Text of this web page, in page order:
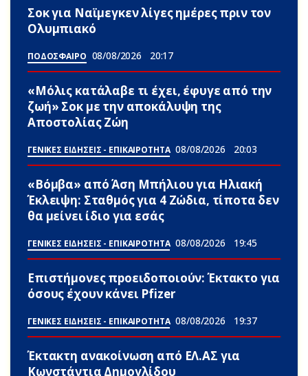
Σoκ για Ναϊμεγκεν λίγες ημέρες πριν τον
Ολυμπιακό
ΠΟΔΟΣΦΑΙΡΟ 08/08/2026 20:17
«Μόλις κατάλαβε τι έχει, έφυγε από την
ζωή» Σoκ με την αποκάλυψη της
Αποστολίας Ζώη
ΓΕΝΙΚΕΣ ΕΙΔΗΣΕΙΣ - ΕΠΙΚΑΙΡΟΤΗΤΑ 08/08/2026 20:03
«Βόμβα» από Άση Μπήλιου για Ηλιακή
Έκλειψη: Σταθμός για 4 Zώδια, τίποτα δεν
θα μείνει ίδιο για εσάς
ΓΕΝΙΚΕΣ ΕΙΔΗΣΕΙΣ - ΕΠΙΚΑΙΡΟΤΗΤΑ 08/08/2026 19:45
Επιστήμονες πpοειδοποιούν: Έκτακτο για
όσους έχουν κάνει Pfizer
ΓΕΝΙΚΕΣ ΕΙΔΗΣΕΙΣ - ΕΠΙΚΑΙΡΟΤΗΤΑ 08/08/2026 19:37
Έκτακτη ανακοίνωση από ΕΛ.ΑΣ για
Κωνστάντια Δημογλίδου